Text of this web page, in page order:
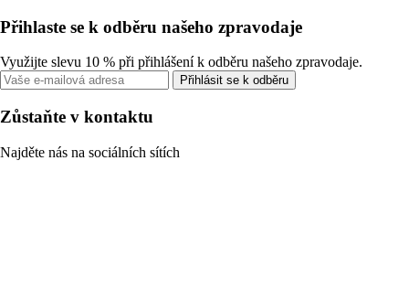
Přihlaste se k odběru našeho zpravodaje
Využijte slevu 10 % při přihlášení k odběru našeho zpravodaje.
Přihlásit se k odběru
Zůstaňte v kontaktu
Najděte nás na sociálních sítích